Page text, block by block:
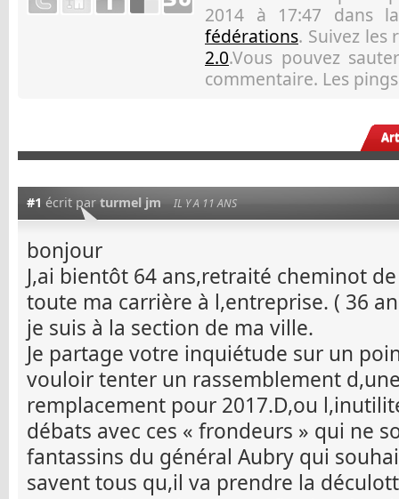
2014 à 17:47 dans
fédérations. Suivez les
2.0.Vous pouvez
commentaire. Les
#1 écrit par turmel jm IL Y A 11 ANS
bonjour
J,ai bientôt 64 ans,retraité cheminot
toute ma carrière à l,entreprise. ( 36
je suis à la section de ma ville.
Je partage votre inquiétude sur un
vouloir tenter un rassemblement
remplacement pour 2017.D,ou
débats avec ces « frondeurs » qui ne
fantassins du général Aubry qui
savent tous qu,il va prendre la